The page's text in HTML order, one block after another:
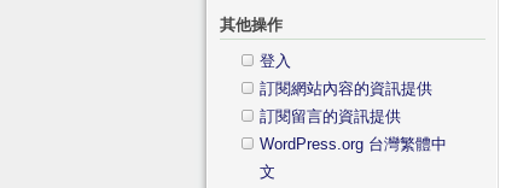
其他操作
登入
訂閱網站內容的資訊提供
訂閱留言的資訊提供
WordPress.org 台灣繁體中
文